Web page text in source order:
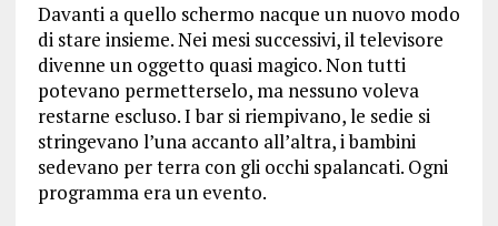
Davanti a quello schermo nacque un nuovo modo
di stare insieme. Nei mesi successivi, il televisore
divenne un oggetto quasi magico. Non tutti
potevano permetterselo, ma nessuno voleva
restarne escluso. I bar si riempivano, le sedie si
stringevano l’una accanto all’altra, i bambini
sedevano per terra con gli occhi spalancati. Ogni
programma era un evento.